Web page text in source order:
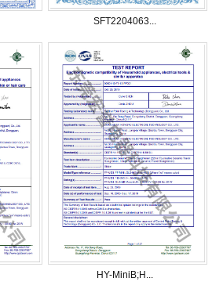
SFT2204063...
HY-MiniB;H...